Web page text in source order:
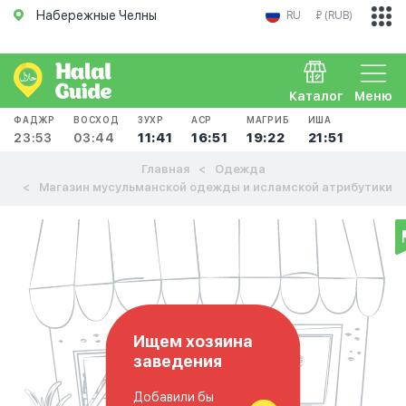
Набережные Челны RU ₽ (RUB)
Меню
Каталог
ФАДЖР
23:53
ВОСХОД
03:44
ЗУХР
11:41
АСР
16:51
МАГРИБ
19:22
ИША
21:51
Главная
Одежда
Магазин мусульманской одежды и исламской атрибутики
Ищем хозяина
заведения
Добавили бы